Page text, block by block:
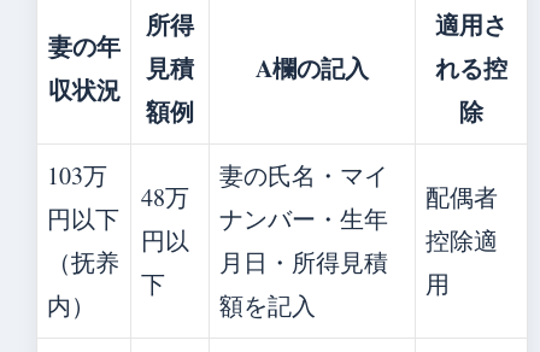
妻の年
収状況
所得
見積
額例
A欄の記入
適用さ
れる控
除
103万
円以下
（抚养
内）
48万
円以
下
妻の氏名・マイ
ナンバー・生年
月日・所得見積
額を記入
配偶者
控除適
用